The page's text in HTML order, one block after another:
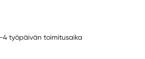
työpäivän toimitusaika